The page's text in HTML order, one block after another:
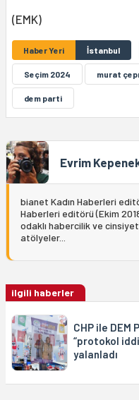
(EMK)
Haber Yeri İstanbul
Seçim 2024 murat
dem parti
Evrim
bianet Kadın Haberleri
Haberleri editörü (Ekim
odaklı habercilik ve
atölyeler...
ilgili haberler
CHP ile DEM
“protokol
yalanladı